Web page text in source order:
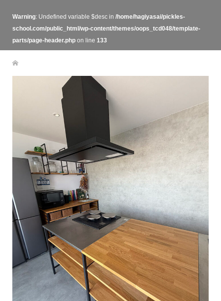
Warning: Undefined variable $desc in /home/hagiyasai/pickles-
school.com/public_html/wp-content/themes/oops_tcd048/template-
parts/page-header.phpon line 133